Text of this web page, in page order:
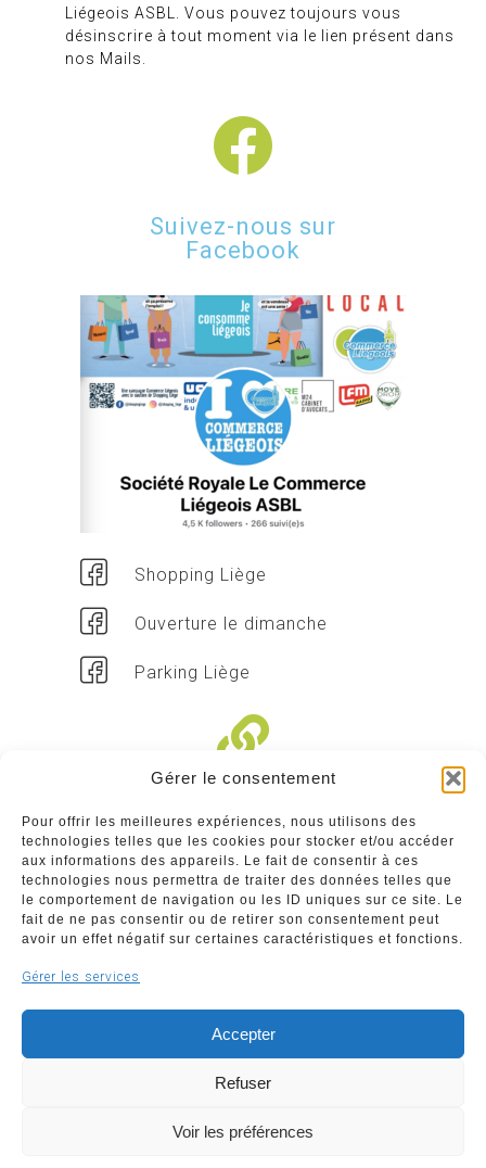
Gérer le consentement
Pour offrir les meilleures expériences, nous utilisons des
technologies telles que les cookies pour stocker et/ou accéder
aux informations des appareils. Le fait de consentir à ces
technologies nous permettra de traiter des données telles que
le comportement de navigation ou les ID uniques sur ce site. Le
fait de ne pas consentir ou de retirer son consentement peut
avoir un effet négatif sur certaines caractéristiques et fonctions.
Gérer les services
Accepter
Refuser
Voir les préférences
Liégeois ASBL. Vous pouvez toujours vous
désinscrire à tout moment via le lien présent dans
nos Mails.
Suivez-nous sur
Facebook
Shopping Liège
Ouverture le dimanche
Parking Liège
Commerçants
Annuaire des commerçants : insérez gratuitement
votre activité dans notre annuaire sur notre site ci-
dessous
Copyright © 2026 Société Royale Le Commerce Liégeois